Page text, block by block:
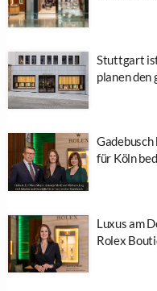
Stuttgart
planen den
für Köln
Luxus am
Rolex